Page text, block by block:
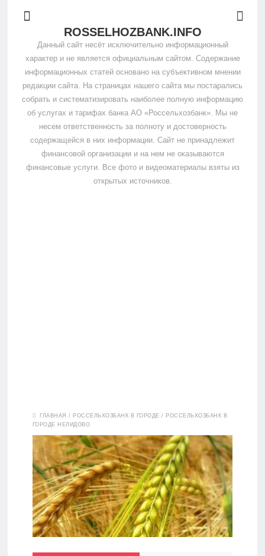
ROSSELHOZBANK.INFO
Данный сайт несёт исключительно информационный
характер и не является официальным сайтом. Содержание
информационных статей основано на субъективном мнении
редакции сайта. На страницах нашего сайта мы постарались
собрать и систематизировать наиболее полную информацию
об услугах и тарифах банка АО «Россельхозбанк». Мы не
несем ответственность за полноту и достоверность
содержащейся в них информации. Сайт не принадлежит
финансовой организации и на нем не оказываются
финансовые услуги. Все фото и видеоматериалы взяты из
открытых источников.
Дебетовые
карты
Кредитные
карты
Кредиты
ГЛАВНАЯ / РОССЕЛЬХОЗБАНК В ГОРОДЕ / РОССЕЛЬХОЗБАНК В
ГОРОДЕ НЕЛИДОВО